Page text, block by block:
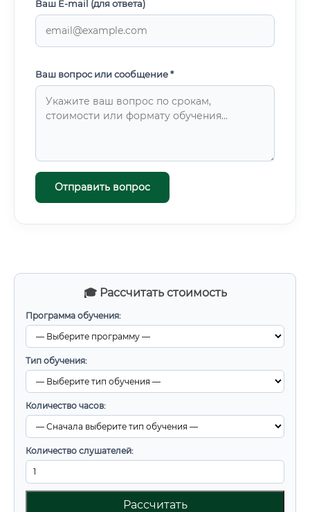
🎓 Рассчитать стоимость
Программа обучения:
Тип обучения:
Количество часов:
Количество слушателей:
Рассчитать
Ваш E-mail (для ответа)
Ваш вопрос или сообщение *
Отправить вопрос